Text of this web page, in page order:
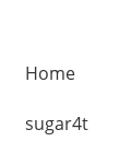
Home
sugar4t